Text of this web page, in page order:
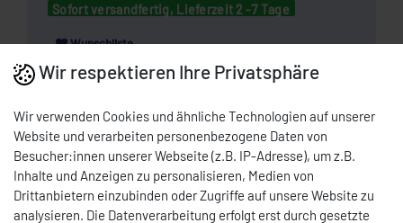
Sofort versandfertig, Lieferzeit 2 -7 Tage
Wunschliste
DOWNLOAD PDF
BESCHREIBUNG
Wir respektieren Ihre Privatsphäre
Wir verwenden Cookies und ähnliche Technologien auf unserer
Website und verarbeiten personenbezogene Daten von
Besucher:innen unserer Webseite (z.B. IP-Adresse), um z.B.
Inhalte und Anzeigen zu personalisieren, Medien von
Drittanbietern einzubinden oder Zugriffe auf unsere Website zu
analysieren. Die Datenverarbeitung erfolgt erst durch gesetzte